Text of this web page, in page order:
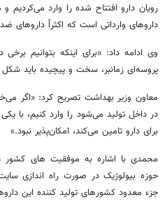
رویان دارو افتتاح شده را وارد
داروهای وارداتی است که اکثراً داروهای
وی ادامه داد: «برای اینکه بتوانیم
پروسه‌ای زمانبر، سخت و پیچیده‌ باید شکل
معاون وزیر بهداشت تصریح کرد: «اگر
در داخل تولید می‌شود را وارد کنیم، با
برای دارو تامین می‌کند، امکان‌پذیر نبود.»
محمدی با اشاره به موفقیت های کشور
حوزه بیولوژیک در صورت راه اندازی
جزء معدود کشورهای تولید کننده این